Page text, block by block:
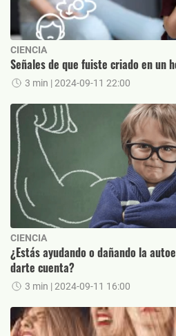
CIENCIA
Señales de que fuiste criado en un
3 min | 2024-09-11 22:00
CIENCIA
¿Estás ayudando o dañando la
darte cuenta?
3 min | 2024-09-11 16:00